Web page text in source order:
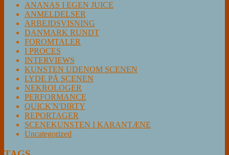
ANANAS I EGEN JUICE
ANMELDELSER
ARBEJDSVISNING
DANMARK RUNDT
FOROMTALER
I PROCES
INTERVIEWS
KUNSTEN UDENOM SCENEN
LYDE PÅ SCENEN
NEKROLOGER
PERFORMANCE
QUICK'N'DIRTY
REPORTAGER
SCENEKUNSTEN I KARANTÆNE
Uncategorized